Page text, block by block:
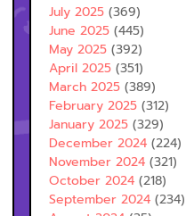
July 2025 (369)
June 2025 (445)
May 2025 (392)
April 2025 (351)
March 2025 (389)
February 2025 (312)
January 2025 (329)
December 2024 (224)
November 2024 (321)
October 2024 (218)
September 2024 (234)